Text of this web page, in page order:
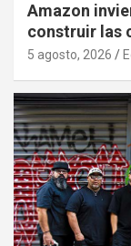
Amazon
construir las
5 agosto, 2026